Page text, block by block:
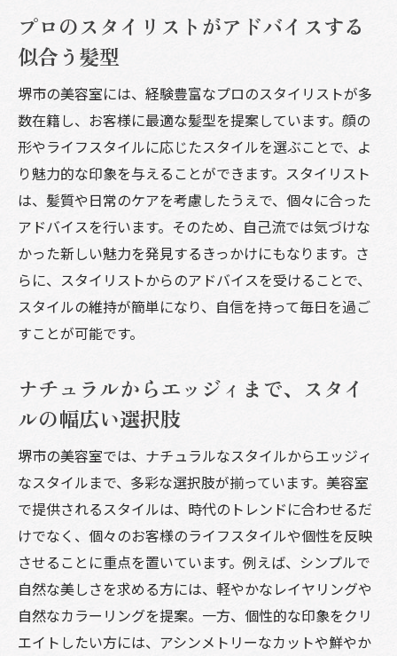
プロのスタイリストがアドバイスする
似合う髪型
堺市の美容室には、経験豊富なプロのスタイリストが多
数在籍し、お客様に最適な髪型を提案しています。顔の
形やライフスタイルに応じたスタイルを選ぶことで、よ
り魅力的な印象を与えることができます。スタイリスト
は、髪質や日常のケアを考慮したうえで、個々に合った
アドバイスを行います。そのため、自己流では気づけな
かった新しい魅力を発見するきっかけにもなります。さ
らに、スタイリストからのアドバイスを受けることで、
スタイルの維持が簡単になり、自信を持って毎日を過ご
すことが可能です。
ナチュラルからエッジィまで、スタイ
ルの幅広い選択肢
堺市の美容室では、ナチュラルなスタイルからエッジィ
なスタイルまで、多彩な選択肢が揃っています。美容室
で提供されるスタイルは、時代のトレンドに合わせるだ
けでなく、個々のお客様のライフスタイルや個性を反映
させることに重点を置いています。例えば、シンプルで
自然な美しさを求める方には、軽やかなレイヤリングや
自然なカラーリングを提案。一方、個性的な印象をクリ
エイトしたい方には、アシンメトリーなカットや鮮やか